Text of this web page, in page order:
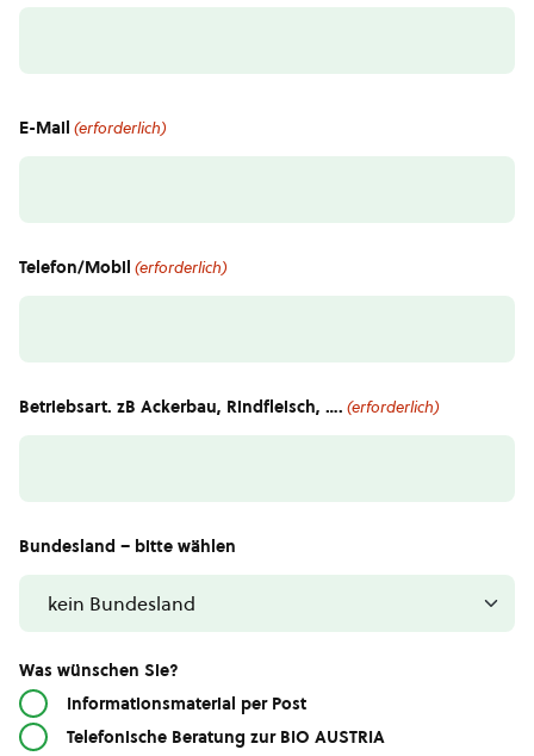
E-Mail (erforderlich)
Telefon/Mobil (erforderlich)
Betriebsart. zB Ackerbau, Rindfleisch, …. (erforderlich)
Bundesland – bitte wählen
Was wünschen Sie?
Informationsmaterial per Post
Telefonische Beratung zur BIO AUSTRIA